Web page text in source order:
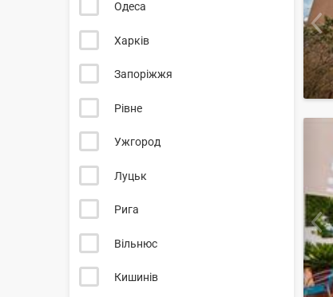
Одеса
Харків
Запоріжжя
Рівне
Ужгород
Луцьк
Рига
Вільнюс
Кишинів